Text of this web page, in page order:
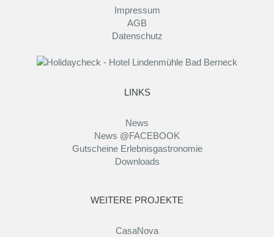
Impressum
AGB
Datenschutz
LINKS
News
News @FACEBOOK
Gutscheine Erlebnisgastronomie
Downloads
WEITERE PROJEKTE
CasaNova